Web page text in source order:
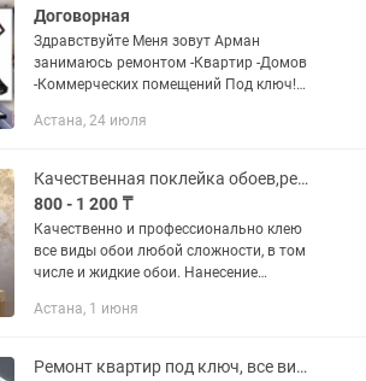
Договорная
Здравствуйте Меня зовут Арман
занимаюсь ремонтом -Квартир -Домов
-Коммерческих помещений Под ключ!
работ под ключ, могу выслать Так же
Астана, 24 июля
Качественная поклейка обоев,ремонт квартир
800 - 1 200 ₸
Качественно и профессионально клею
все виды обои любой сложности, в том
числе и жидкие обои. Нанесение
шелк, эффект бетона, травертин
Астана, 1 июня
Ремонт квартир под ключ, все виды работ, Приемлемые цены